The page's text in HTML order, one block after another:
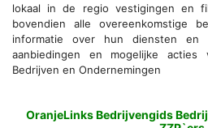
lokaal in de regio vestigingen en
bovendien alle overeenkomstige
informatie over hun diensten en
aanbiedingen en mogelijke
Bedrijven en Ondernemingen
OranjeLinks Bedrijvengids